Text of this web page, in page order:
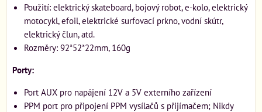
Použití: elektrický skateboard, bojový robot, e-kolo, elektrický
motocykl, efoil, elektrické surfovací prkno, vodní skútr,
elektrický člun, atd.
Rozměry: 92*52*22mm, 160g
Porty:
Port AUX pro napájení 12V a 5V externího zařízení
PPM port pro připojení PPM vysílačů s přijímačem; Nikdy